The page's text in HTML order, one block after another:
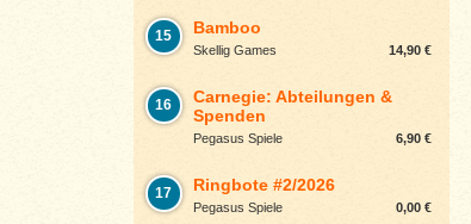
15 Bamboo
Skellig Games 14,90 €
16
Carnegie: Abteilungen &
Spenden
Pegasus Spiele 6,90 €
17 Ringbote #2/2026
Pegasus Spiele 0,00 €